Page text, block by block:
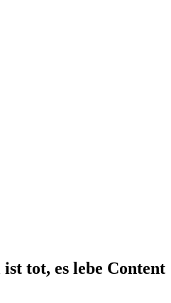
tot, es lebe Content